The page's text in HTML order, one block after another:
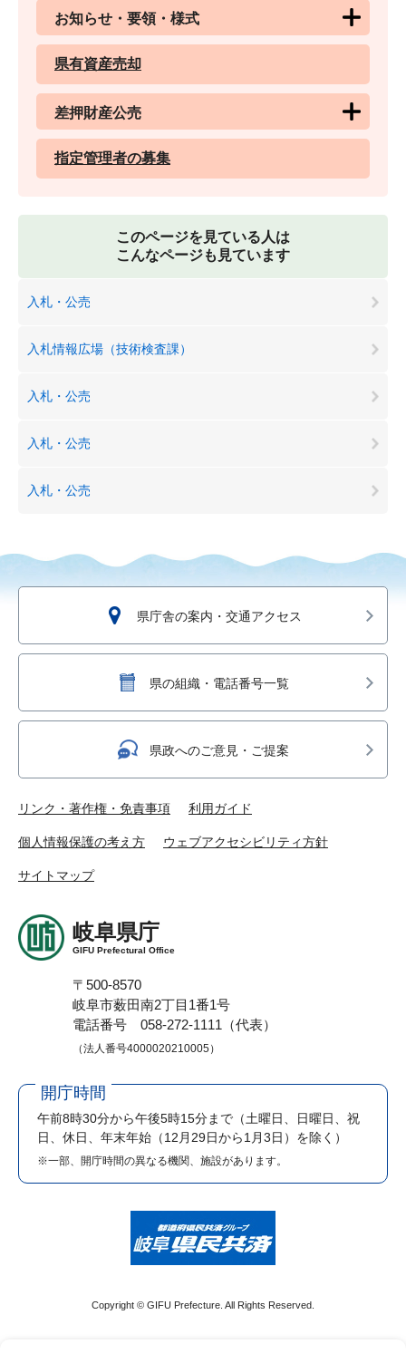
お知らせ・要領・様式
県有資産売却
差押財産公売
指定管理者の募集
このページを見ている人は
こんなページも見ています
入札・公売
入札情報広場（技術検査課）
入札・公売
入札・公売
入札・公売
県庁舎の案内・交通アクセス
県の組織・電話番号一覧
県政へのご意見・ご提案
リンク・著作権・免責事項 利用ガイド
個人情報保護の考え方 ウェブアクセシビリティ方針
サイトマップ
岐阜県庁
GIFU Prefectural Office
〒500-8570
岐阜市薮田南2丁目1番1号
電話番号 058-272-1111（代表）
（法人番号4000020210005）
開庁時間
午前8時30分から午後5時15分まで （土曜日、日曜日、祝
日、休日、年末年始（12月29日から1月3日）を除く）
※一部、開庁時間の異なる機関、施設があります。
Copyright © GIFU Prefecture. All Rights Reserved.